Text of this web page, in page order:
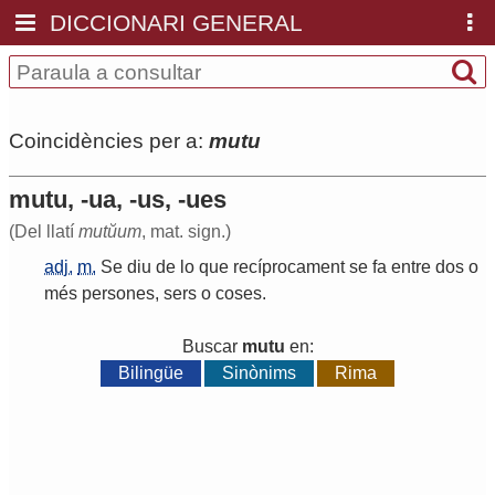
DICCIONARI GENERAL
Coincidències per a: mutu
mutu, -ua, -us, -ues
(Del llatí mutŭum, mat. sign.)
adj. m. Se diu de lo que recíprocament se fa entre dos o
més persones, sers o coses.
Buscar mutu en:
Bilingüe
Sinònims Rima